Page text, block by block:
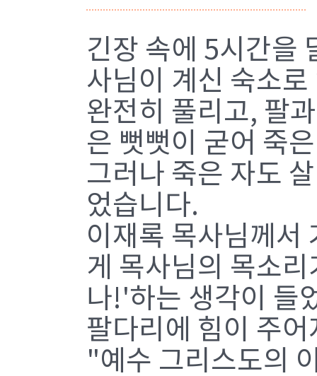
긴장 속에 5시간을
사님이 계신 숙소
완전히 풀리고, 팔
은 뻣뻣이 굳어 죽
그러나 죽은 자도
었습니다.
이재록 목사님께서
게 목사님의 목소
나!'하는 생각이 들
팔다리에 힘이 주
"예수 그리스도의